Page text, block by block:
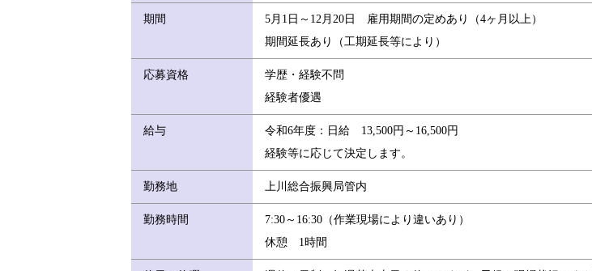
期間
5月1日～12月20日 雇用期間の定めあり（4ヶ月以上）
期間延長あり（工期延長等により）
応募資格
学歴・経験不問
経験者優遇
給与
令和6年度：日給 13,500円～16,500円
経験等に応じて決定します。
勤務地 上川総合振興局管内
勤務時間
7:30～16:30（作業現場により違いあり）
休憩 1時間